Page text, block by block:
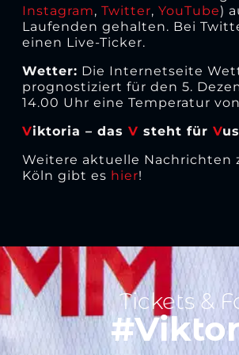
Instagram, Twitter, YouTube)
Laufenden gehalten. Bei
einen Live-Ticker.
Wetter: Die Internetseite
prognostiziert für den 5.
14.00 Uhr eine Temperatur
Viktoria – das V steht für V
Weitere aktuelle Nachrichten
Köln gibt es hier!
Tickets &